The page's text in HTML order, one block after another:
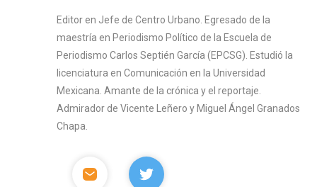
Editor en Jefe de Centro Urbano. Egresado de la
maestría en Periodismo Político de la Escuela de
Periodismo Carlos Septién García (EPCSG). Estudió la
licenciatura en Comunicación en la Universidad
Mexicana. Amante de la crónica y el reportaje.
Admirador de Vicente Leñero y Miguel Ángel Granados
Chapa.